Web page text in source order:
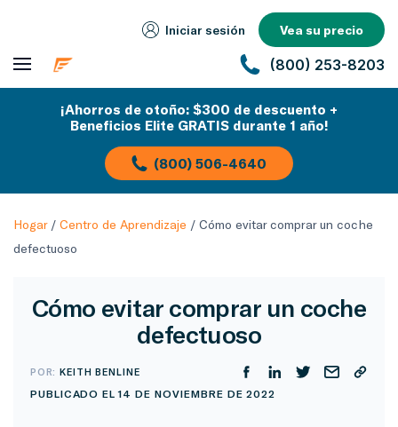
Iniciar sesión Vea su precio
(800) 253-8203
¡Ahorros de otoño: $300 de descuento +
Beneficios Elite GRATIS durante 1 año!
(800) 506-4640
Hogar/ Centro de Aprendizaje / Cómo evitar comprar un coche
defectuoso
Cómo evitar comprar un coche
defectuoso
POR:KEITH BENLINE
PUBLICADO EL 14 DE NOVIEMBRE DE 2022